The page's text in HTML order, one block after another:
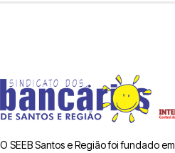
O SEEB Santos e Região foi fundado em